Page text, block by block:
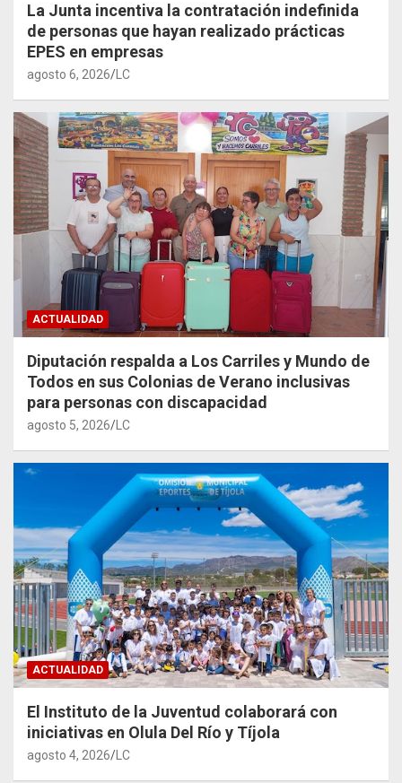
La Junta incentiva la contratación indefinida
de personas que hayan realizado prácticas
EPES en empresas
agosto 6, 2026 LC
ACTUALIDAD
Diputación respalda a Los Carriles y Mundo de
Todos en sus Colonias de Verano inclusivas
para personas con discapacidad
agosto 5, 2026 LC
ACTUALIDAD
El Instituto de la Juventud colaborará con
iniciativas en Olula Del Río y Tíjola
agosto 4, 2026 LC